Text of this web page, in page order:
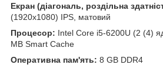
Екран (діагональ, роздільна
(1920x1080) IPS, матовий
Процесор: Intel Core i5-6200U (2 (4)
MB Smart Cache
Оперативна пам'ять: 8 GB DDR4